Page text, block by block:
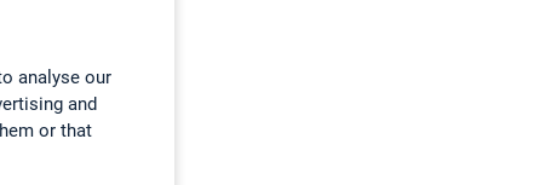
analyse our
and
or that